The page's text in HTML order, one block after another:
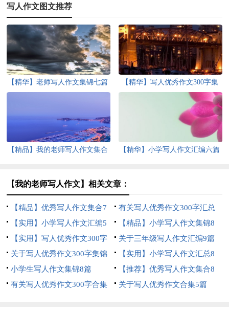
写人作文图文推荐
【精华】老师写人作文集锦七篇
【精华】写人优秀作文300字集
【精品】我的老师写人作文集合
【精华】小学写人作文汇编六篇
【我的老师写人作文】相关文章：
【精品】优秀写人作文集合7
篇
有关写人优秀作文300字汇总
八篇
【实用】小学写人作文汇编5
篇
【精品】小学写人作文集锦8
篇
【实用】写人优秀作文300字
锦集8篇
关于三年级写人作文汇编9篇
关于写人优秀作文300字集锦
六篇
【实用】小学写人作文汇总8
篇
小学生写人作文集锦8篇
【推荐】优秀写人作文集合8
篇
有关写人优秀作文300字合集
关于写人优秀作文合集5篇